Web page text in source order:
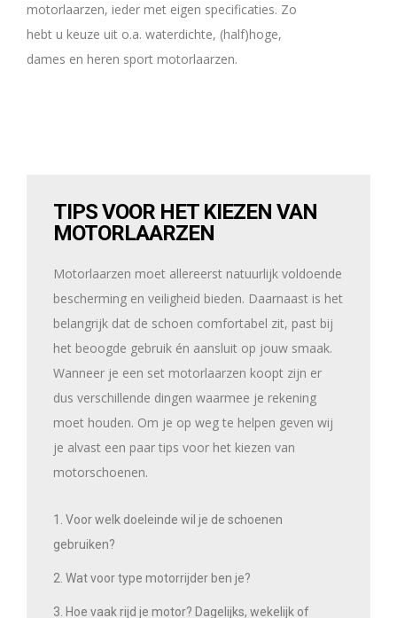
motorlaarzen, ieder met eigen specificaties. Zo
hebt u keuze uit o.a. waterdichte, (half)hoge,
dames en heren sport motorlaarzen.
TIPS VOOR HET KIEZEN VAN
MOTORLAARZEN
Motorlaarzen moet allereerst natuurlijk voldoende
bescherming en veiligheid bieden. Daarnaast is het
belangrijk dat de schoen comfortabel zit, past bij
het beoogde gebruik én aansluit op jouw smaak.
Wanneer je een set motorlaarzen koopt zijn er
dus verschillende dingen waarmee je rekening
moet houden. Om je op weg te helpen geven wij
je alvast een paar tips voor het kiezen van
motorschoenen.
Voor welk doeleinde wil je de schoenen
gebruiken?
Wat voor type motorrijder ben je?
Hoe vaak rijd je motor? Dagelijks, wekelijk of